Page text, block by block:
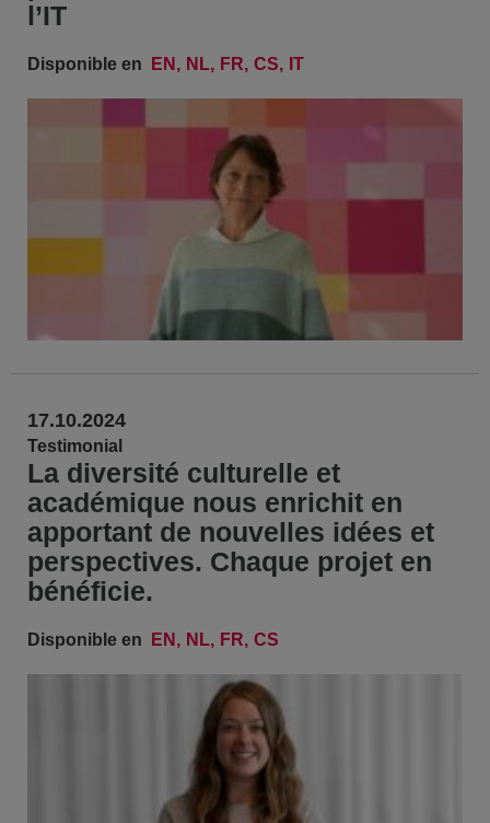
l’IT
Disponible en EN NL FR CS IT
17.10.2024
Testimonial
La diversité culturelle et
académique nous enrichit en
apportant de nouvelles idées et
perspectives. Chaque projet en
bénéficie.
Disponible en EN NL FR CS